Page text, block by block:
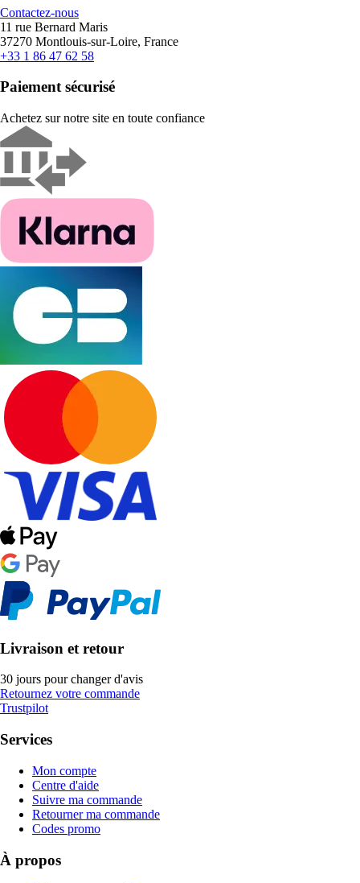
Contactez-nous
11 rue Bernard Maris
37270 Montlouis-sur-Loire, France
+33 1 86 47 62 58
Paiement sécurisé
Achetez sur notre site en toute confiance
Livraison et retour
30 jours pour changer d'avis
Retournez votre commande
Trustpilot
Services
Mon compte
Centre d'aide
Suivre ma commande
Retourner ma commande
Codes promo
À propos